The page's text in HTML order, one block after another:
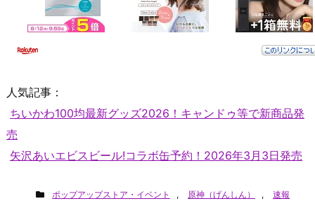
人気記事：
ちいかわ100均最新グッズ2026！キャンドゥ等で新商品発
売
矢沢あいエビスビール!コラボ缶予約！2026年3月3日発売
ポップアップストア・イベント , 原神（げんしん） , 速報